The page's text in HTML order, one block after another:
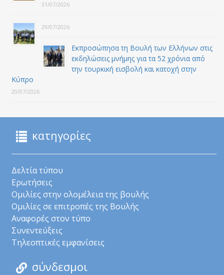
31/07/2026
29/07/2026
Εκπροσώπησα τη Βουλή των Ελλήνων στις
εκδηλώσεις μνήμης για τα 52 χρόνια από
την τουρκική εισβολή και κατοχή στην
Κύπρο
20/07/2026
κατηγορίες
Δελτία τύπου
Ερωτήσεις
Ομιλίες στην ολομέλεια της βουλής
Ομιλίες σε επιτροπές της Βουλής
Αναφορές στον τύπο
Συνεντεύξεις
Τηλεοπτικές εμφανίσεις
σύνδεσμοι